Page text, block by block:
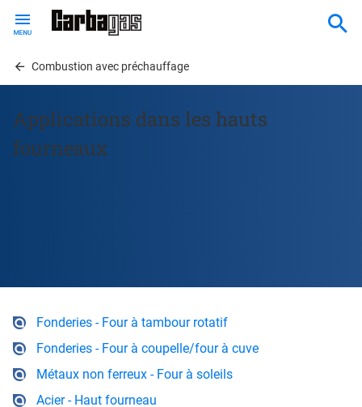
contentCombustion avec préchauffage
Applications dans les hauts
fourneaux
Fonderies - Four à tambour rotatif
Fonderies - Four à coupelle/four à cuve
Métaux non ferreux - Four à soleils
Acier - Haut fourneau